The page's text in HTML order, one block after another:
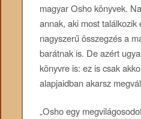
magyar Osho könyvek.
annak, aki most
nagyszerű összegzés a
barátnak is. De azért
könyvre is: ez is csak
alapjaidban akarsz
„Osho egy